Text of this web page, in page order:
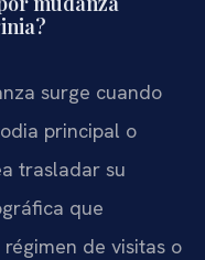
surge cuando
principal o
trasladar su
que
de visitas o